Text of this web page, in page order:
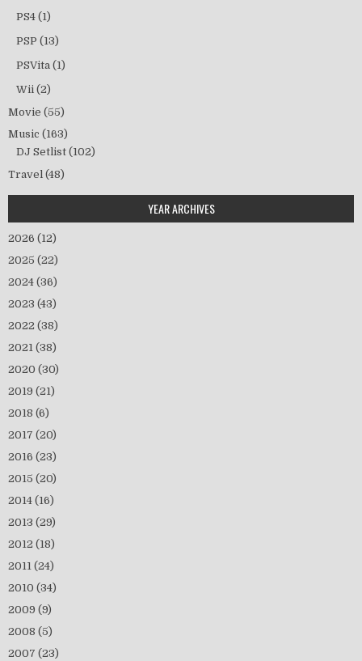
PS4 (1)
PSP (13)
PSVita (1)
Wii (2)
Movie (55)
Music (163)
DJ Setlist (102)
Travel (48)
YEAR ARCHIVES
2026 (12)
2025 (22)
2024 (36)
2023 (43)
2022 (38)
2021 (38)
2020 (30)
2019 (21)
2018 (6)
2017 (20)
2016 (23)
2015 (20)
2014 (16)
2013 (29)
2012 (18)
2011 (24)
2010 (34)
2009 (9)
2008 (5)
2007 (23)